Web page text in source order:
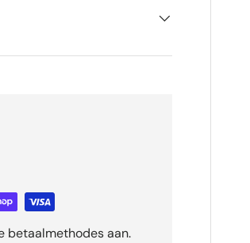
betaalmethodes aan.